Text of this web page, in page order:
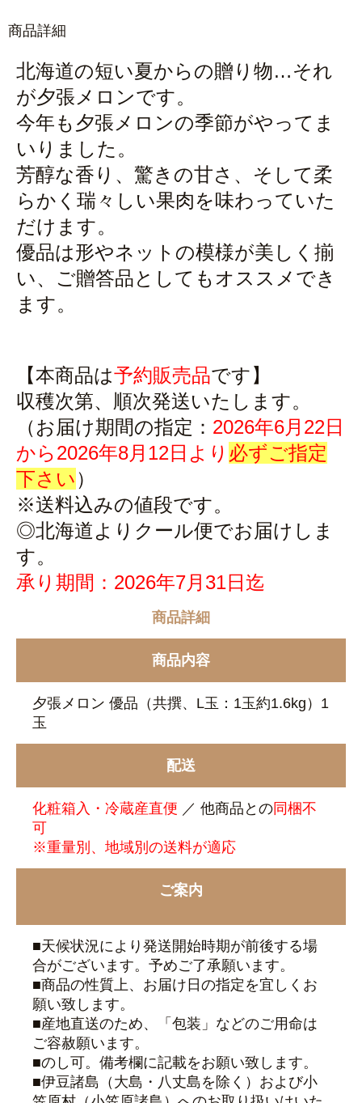
商品詳細
北海道の短い夏からの贈り物…それ
が夕張メロンです。
今年も夕張メロンの季節がやってま
いりました。
芳醇な香り、驚きの甘さ、そして柔
らかく瑞々しい果肉を味わっていた
だけます。
優品は形やネットの模様が美しく揃
い、ご贈答品としてもオススメでき
ます。
【本商品は予約販売品です】
収穫次第、順次発送いたします。
（お届け期間の指定： 2026年6月22日
から2026年8月12日より 必ずご指定
下さい）
※送料込みの値段です。
◎北海道よりクール便でお届けしま
す。
承り期間：2026年7月31日迄
商品詳細
商品内容
夕張メロン 優品（共撰、L玉：1玉約1.6kg）1
玉
配送
化粧箱入・ 冷蔵産直便 ／ 他商品との同梱不
可
※重量別、地域別の送料が適応
ご案内
■天候状況により発送開始時期が前後する場
合がございます。予めご了承願います。
■商品の性質上、お届け日の指定を宜しくお
願い致します。
■産地直送のため、「包装」などのご用命は
ご容赦願います。
■のし可。備考欄に記載をお願い致します。
■伊豆諸島（大島・八丈島を除く）および小